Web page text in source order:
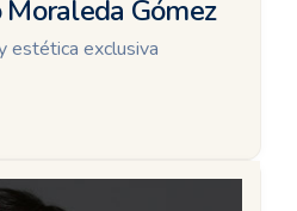
Moraleda Gómez
estética exclusiva